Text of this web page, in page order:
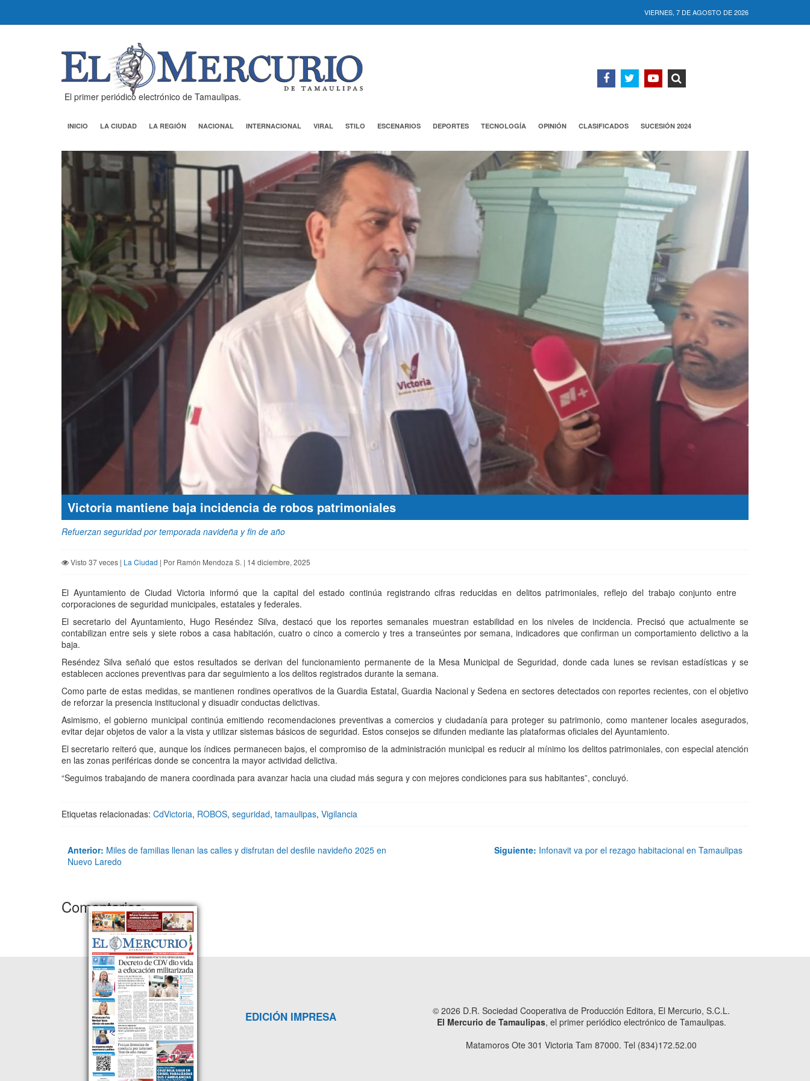
VIERNES, 7 DE AGOSTO DE 2026
El primer periódico electrónico de Tamaulipas.
INICIO LA CIUDAD LA REGIÓN NACIONAL INTERNACIONAL VIRAL STILO ESCENARIOS DEPORTES TECNOLOGÍA OPINIÓN CLASIFICADOS SUCESIÓN 2024
Victoria mantiene baja incidencia de robos patrimoniales
Refuerzan seguridad por temporada navideña y fin de año
Visto 37 veces | La Ciudad | Por Ramón Mendoza S. | 14 diciembre, 2025
El Ayuntamiento de Ciudad Victoria informó que la capital del estado continúa registrando cifras reducidas en delitos patrimoniales, reflejo del trabajo conjunto entre
corporaciones de seguridad municipales, estatales y federales.
El secretario del Ayuntamiento, Hugo Reséndez Silva, destacó que los reportes semanales muestran estabilidad en los niveles de incidencia. Precisó que actualmente se
contabilizan entre seis y siete robos a casa habitación, cuatro o cinco a comercio y tres a transeúntes por semana, indicadores que confirman un comportamiento delictivo a la
baja.
Reséndez Silva señaló que estos resultados se derivan del funcionamiento permanente de la Mesa Municipal de Seguridad, donde cada lunes se revisan estadísticas y se
establecen acciones preventivas para dar seguimiento a los delitos registrados durante la semana.
Como parte de estas medidas, se mantienen rondines operativos de la Guardia Estatal, Guardia Nacional y Sedena en sectores detectados con reportes recientes, con el objetivo
de reforzar la presencia institucional y disuadir conductas delictivas.
Asimismo, el gobierno municipal continúa emitiendo recomendaciones preventivas a comercios y ciudadanía para proteger su patrimonio, como mantener locales asegurados,
evitar dejar objetos de valor a la vista y utilizar sistemas básicos de seguridad. Estos consejos se difunden mediante las plataformas oficiales del Ayuntamiento.
El secretario reiteró que, aunque los índices permanecen bajos, el compromiso de la administración municipal es reducir al mínimo los delitos patrimoniales, con especial atención
en las zonas periféricas donde se concentra la mayor actividad delictiva.
“Seguimos trabajando de manera coordinada para avanzar hacia una ciudad más segura y con mejores condiciones para sus habitantes”, concluyó.
Etiquetas relacionadas: CdVictoria, ROBOS, seguridad, tamaulipas, Vigilancia
Anterior: Miles de familias llenan las calles y disfrutan del desfile navideño 2025 en
Nuevo Laredo
Siguiente: Infonavit va por el rezago habitacional en Tamaulipas
Comentarios
EDICIÓN IMPRESA
© 2026 D.R. Sociedad Cooperativa de Producción Editora, El Mercurio, S.C.L.
El Mercurio de Tamaulipas, el primer periódico electrónico de Tamaulipas.
Matamoros Ote 301 Victoria Tam 87000. Tel (834)172.52.00